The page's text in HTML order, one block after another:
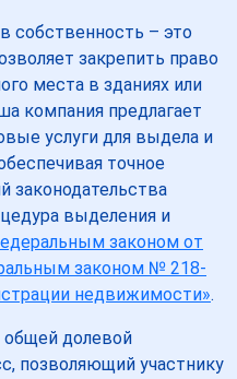
собственность – это
закрепить право
места в зданиях или
компания предлагает
услуги для выдела и
точное
законодательства
выделения и
законом от
законом № 218-
недвижимости».
долевой
позволяющий участнику